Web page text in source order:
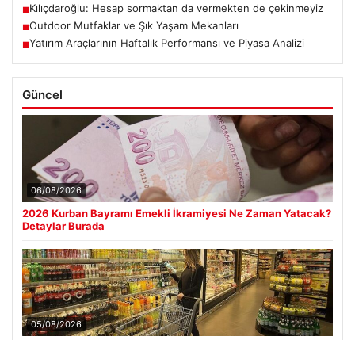
■Kılıçdaroğlu: Hesap sormaktan da vermekten de çekinmeyiz
■Outdoor Mutfaklar ve Şık Yaşam Mekanları
■Yatırım Araçlarının Haftalık Performansı ve Piyasa Analizi
Güncel
06/08/2026
2026 Kurban Bayramı Emekli İkramiyesi Ne Zaman Yatacak?
Detaylar Burada
05/08/2026